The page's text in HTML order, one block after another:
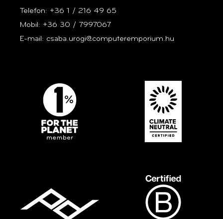
Telefon: +36 1 / 216 49 65
Mobil: +36 30 / 7997067
E-mail: csaba.urogi@computeremporium.hu